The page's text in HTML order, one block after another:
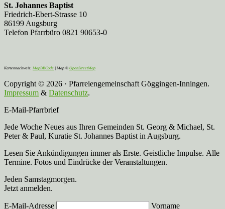
St. Johannes Baptist
Friedrich-Ebert-Strasse 10
86199 Augsburg
Telefon Pfarrbüro 0821 90653-0
Kartennachweis: MapBBCode | Map © OpenStreetMap
Copyright © 2026 · Pfarreiengemeinschaft Göggingen-Inningen.
Impressum & Datenschutz.
E-Mail-Pfarrbrief
Jede Woche Neues aus Ihren Gemeinden St. Georg & Michael, St.
Peter & Paul, Kuratie St. Johannes Baptist in Augsburg.
Lesen Sie Ankündigungen immer als Erste. Geistliche Impulse. Alle
Termine. Fotos und Eindrücke der Veranstaltungen.
Jeden Samstagmorgen.
Jetzt anmelden.
E-Mail-Adresse Vorname